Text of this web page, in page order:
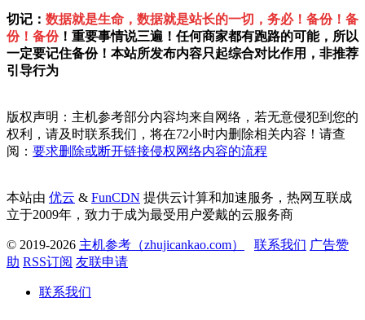
切记： 数据就是生命，数据就是站长的一切，务必！备份！备
份！备份！重要事情说三遍！任何商家都有跑路的可能，所以
一定要记住备份！本站所发布内容只起综合对比作用，非推荐
引导行为
版权声明：主机参考部分内容均来自网络，若无意侵犯到您的
权利，请及时联系我们，将在72小时内删除相关内容！请查
阅： 要求删除或断开链接侵权网络内容的流程
本站由 优云 & FunCDN 提供云计算和加速服务，热网互联成
立于2009年，致力于成为最受用户爱戴的云服务商
© 2019-2026 主机参考（zhujicankao.com） 联系我们 广告赞
助 RSS订阅 友联申请
联系我们